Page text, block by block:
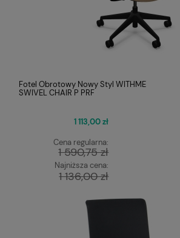
Fotel Obrotowy Nowy Styl WITHME
SWIVEL CHAIR P PRF
1 113,00 zł
Cena regularna:
1 590,75 zł
Najniższa cena:
1 136,00 zł